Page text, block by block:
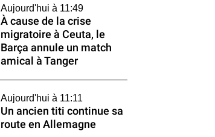
Aujourd'hui à 11:49
À cause de la crise
migratoire à Ceuta, le
Barça annule un match
amical à Tanger
Aujourd'hui à 11:11
Un ancien titi continue sa
route en Allemagne